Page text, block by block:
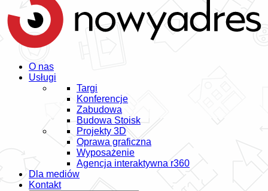
O nas
Usługi
Targi
Konferencje
Zabudowa
Budowa Stoisk
Projekty 3D
Oprawa graficzna
Wyposażenie
Agencja interaktywna r360
Dla mediów
Kontakt